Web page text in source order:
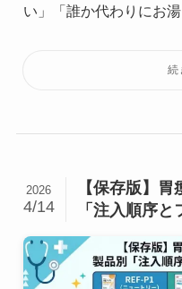
い」「誰か代わりにお
【保存版】
「注入順序
2026
4/14